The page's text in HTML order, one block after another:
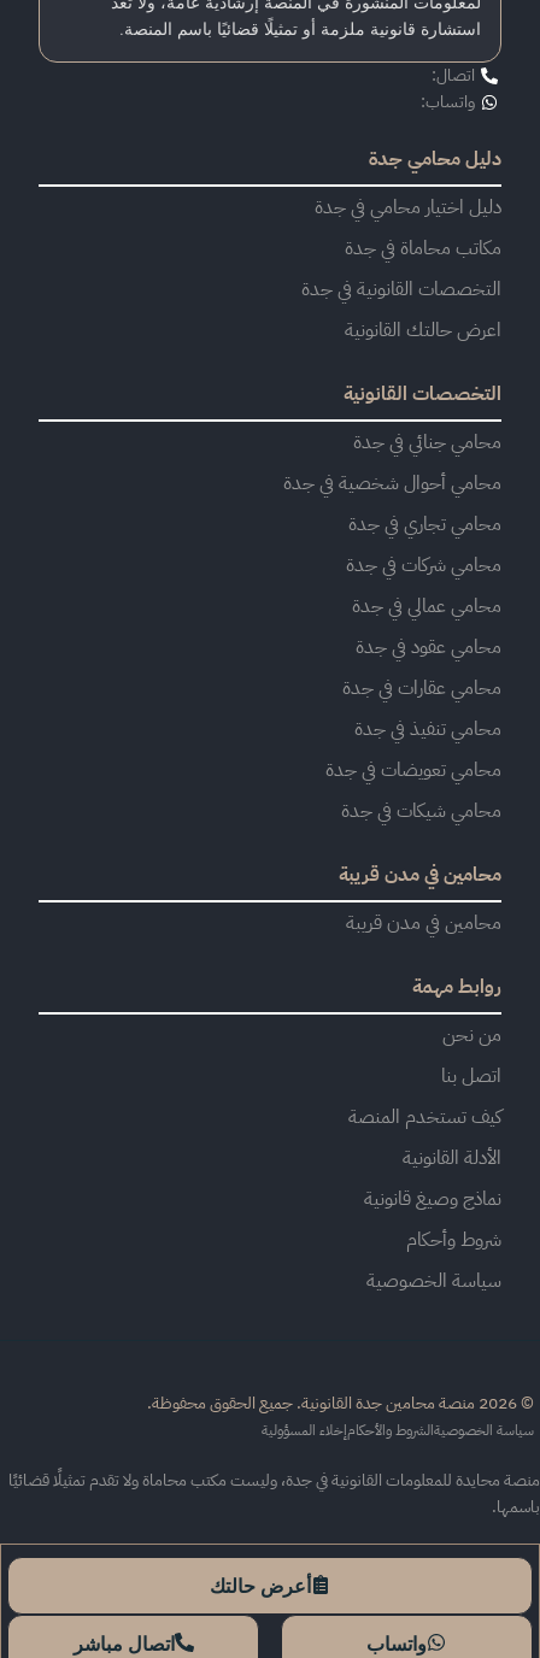
استشارة قانونية ملزمة أو تمثيلًا قضائيًا باسم المنصة.
اتصال:
واتساب:
دليل محامي جدة
دليل اختيار محامي في جدة
مكاتب محاماة في جدة
التخصصات القانونية في جدة
اعرض حالتك القانونية
التخصصات القانونية
محامي جنائي في جدة
محامي أحوال شخصية في جدة
محامي تجاري في جدة
محامي شركات في جدة
محامي عمالي في جدة
محامي عقود في جدة
محامي عقارات في جدة
محامي تنفيذ في جدة
محامي تعويضات في جدة
محامي شيكات في جدة
محامين في مدن قريبة
محامين في مدن قريبة
روابط مهمة
من نحن
اتصل بنا
كيف تستخدم المنصة
الأدلة القانونية
نماذج وصيغ قانونية
شروط وأحكام
سياسة الخصوصية
الحقوق محفوظة.
الخصوصيةالشروط والأحكامإخلاء المسؤولية
محايدة للمعلومات القانونية في جدة، وليست مكتب محاماة ولا تقدم تمثيلًا قضائيًا
أعرض حالتك
واتساب اتصال مباشر